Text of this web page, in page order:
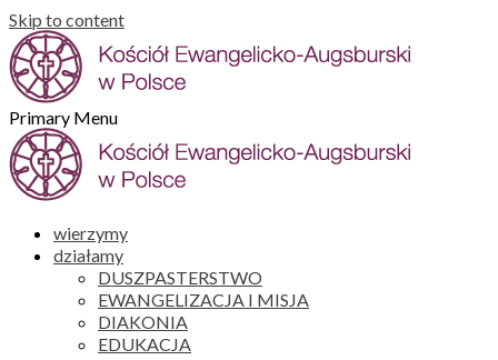
Skip to content
Primary Menu
wierzymy
działamy
DUSZPASTERSTWO
EWANGELIZACJA I MISJA
DIAKONIA
EDUKACJA